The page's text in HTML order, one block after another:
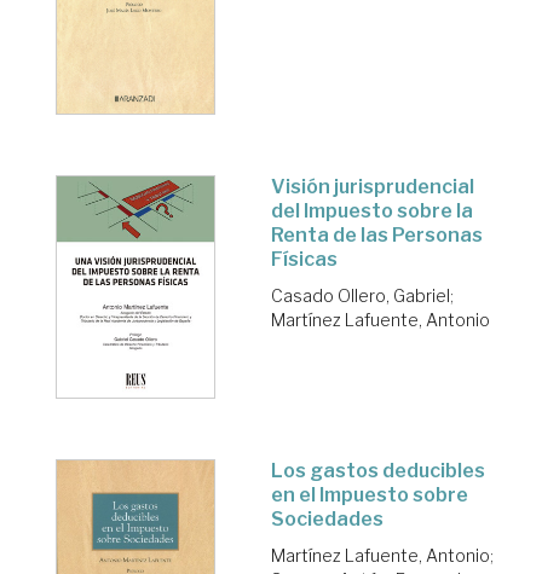
Visión jurisprudencial
del Impuesto sobre la
Renta de las Personas
Físicas
Casado Ollero, Gabriel;
Martínez Lafuente, Antonio
Los gastos deducibles
en el Impuesto sobre
Sociedades
Martínez Lafuente, Antonio;